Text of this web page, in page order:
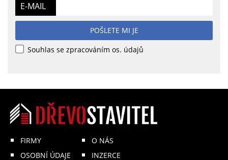
E-MAIL
POŠLETE MI JE
Souhlas se zpracováním os. údajů
FIRMY
OSOBNÍ ÚDAJE
O NÁS
INZERCE